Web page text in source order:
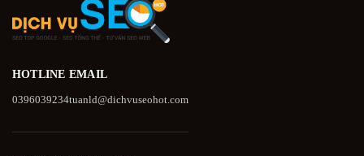
HOTLINE
0396039234
EMAIL
tuanld@dichvuseohot.com